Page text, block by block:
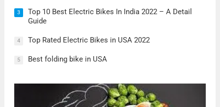
3
Top 10 Best Electric Bikes In India 2022 – A Detail
Guide
4 Top Rated Electric Bikes in USA 2022
5 Best folding bike in USA